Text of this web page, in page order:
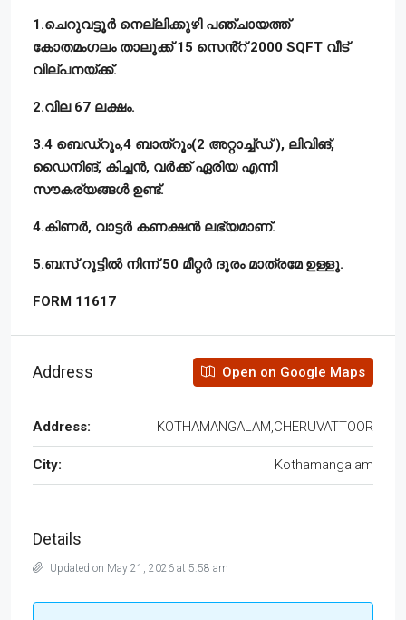
1.ചെറുവട്ടൂർ നെല്ലിക്കുഴി പഞ്ചായത്ത്
കോതമംഗലം താലൂക്ക് 15 സെൻ്റ് 2000 SQFT വീട്
വില്പനയ്ക്ക്.
2.വില 67 ലക്ഷം.
3.4 ബെഡ്റൂം,4 ബാത്റൂം(2 അറ്റാച്ച്ഡ് ), ലിവിങ്,
ഡൈനിങ്, കിച്ചൻ, വർക്ക് ഏരിയ എന്നീ
സൗകര്യങ്ങൾ ഉണ്ട്.
4.കിണർ, വാട്ടർ കണക്ഷൻ ലഭ്യമാണ്.
5.ബസ് റൂട്ടിൽ നിന്ന് 50 മീറ്റർ ദൂരം മാത്രമേ ഉള്ളൂ.
FORM 11617
Address Open on Google Maps
Address: KOTHAMANGALAM,CHERUVATTOOR
City: Kothamangalam
Details
Updated on May 21, 2026 at 5:58 am